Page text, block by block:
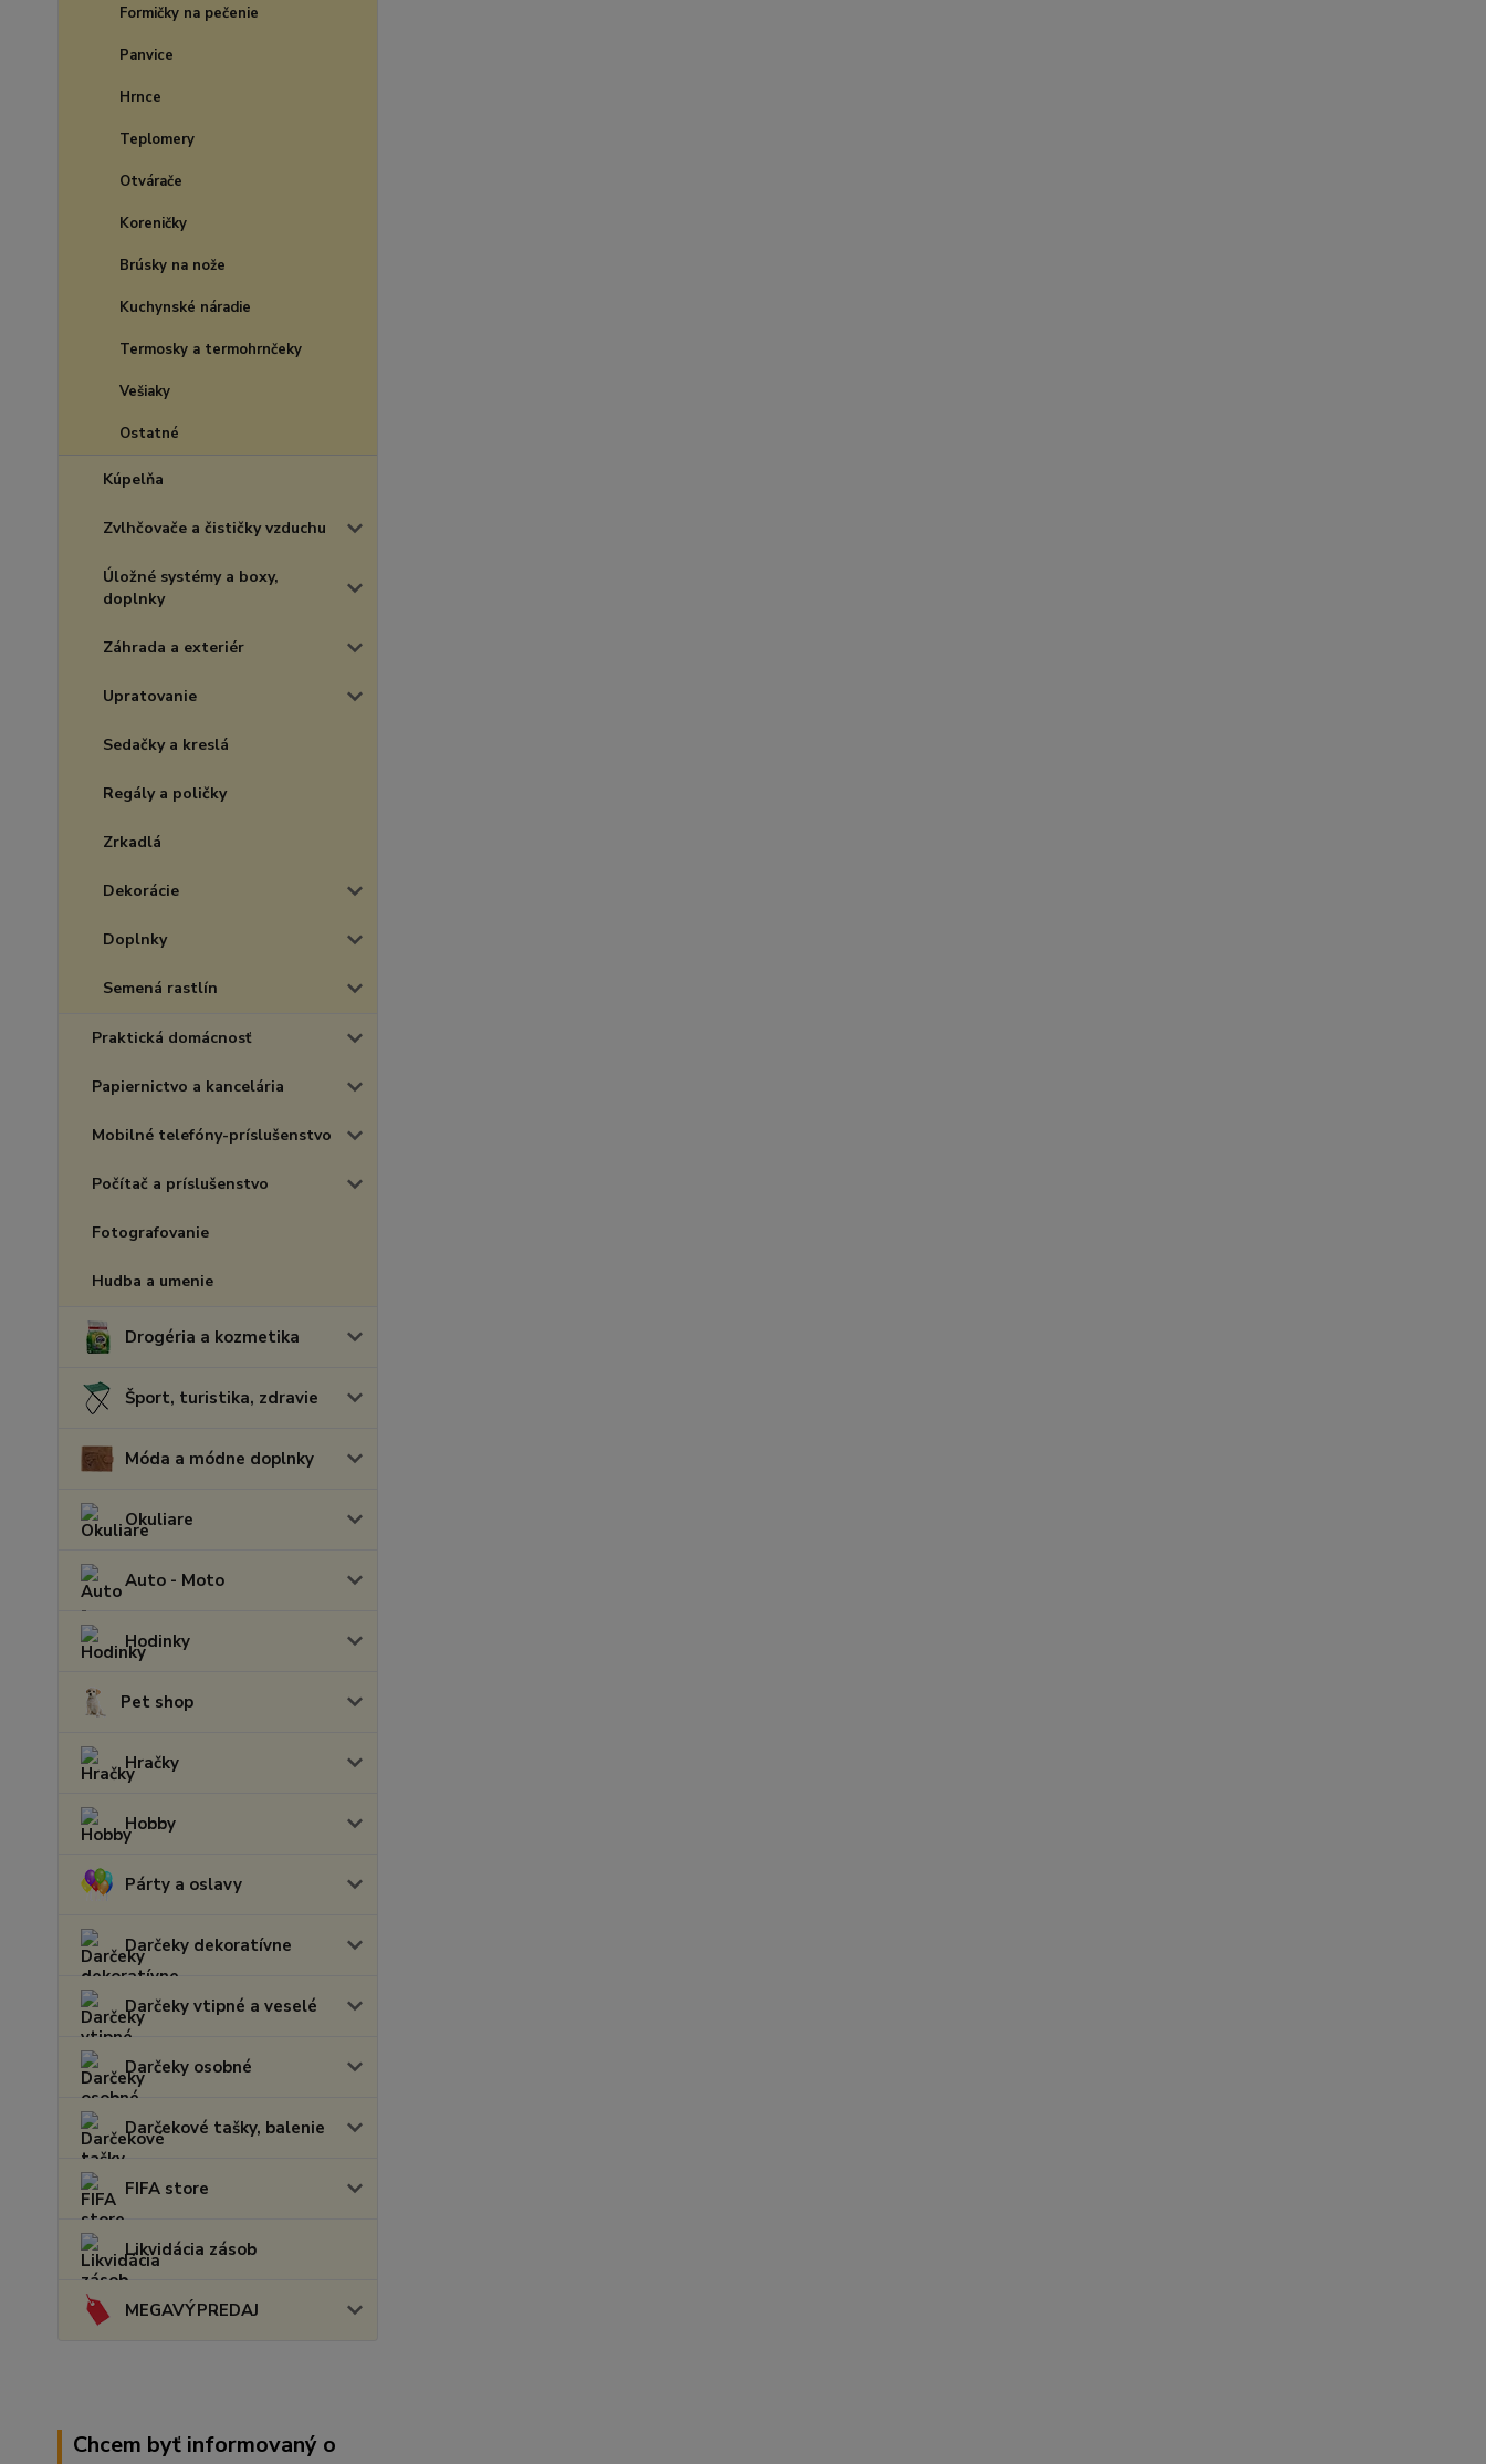
Formičky na pečenie
Panvice
Hrnce
Teplomery
Otvárače
Koreničky
Brúsky na nože
Kuchynské náradie
Termosky a termohrnčeky
Vešiaky
Ostatné
Kúpelňa
Zvlhčovače a čističky vzduchu
Úložné systémy a boxy,
doplnky
Záhrada a exteriér
Upratovanie
Sedačky a kreslá
Regály a poličky
Zrkadlá
Dekorácie
Doplnky
Semená rastlín
Praktická domácnosť
Papiernictvo a kancelária
Mobilné telefóny-príslušenstvo
Počítač a príslušenstvo
Fotografovanie
Hudba a umenie
Drogéria a kozmetika
Šport, turistika, zdravie
Móda a módne doplnky
Okuliare
Auto - Moto
Hodinky
Pet shop
Hračky
Hobby
Párty a oslavy
Darčeky dekoratívne
Darčeky vtipné a veselé
Darčeky osobné
Darčekové tašky, balenie
FIFA store
Likvidácia zásob
MEGAVÝPREDAJ
Chcem byť informovaný o